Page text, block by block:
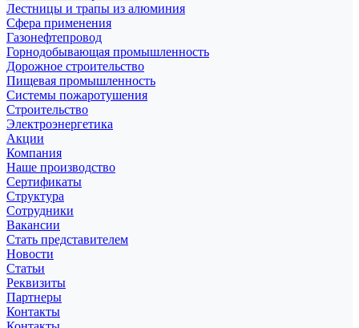
Лестницы и трапы из алюминия
Сфера применения
Газонефтепровод
Горнодобывающая промышленность
Дорожное строительство
Пищевая промышленность
Системы пожаротушения
Строительство
Электроэнергетика
Акции
Компания
Наше производство
Сертификаты
Структура
Сотрудники
Вакансии
Стать представителем
Новости
Статьи
Реквизиты
Партнеры
Контакты